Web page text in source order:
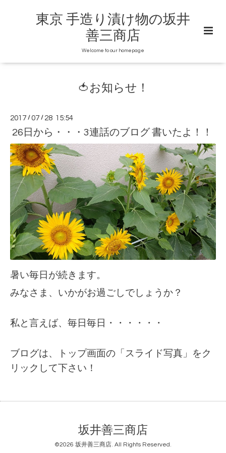
東京 手造り漬け物の坂井
善三商店
Welcome to our homepage
🍅お知らせ！
2017 /07 / 28 15:54
26日から・・・3連話のブログ 書いたよ！！
暑い毎日が続きます。
みなさま、いかがお過ごしでしょうか？
私と言えば、毎日毎日・・・・・・
ブログは、トップ画面の「スライド写真」をク
リックして下さい！
坂井善三商店
©2026 坂井善三商店. All Rights Reserved.